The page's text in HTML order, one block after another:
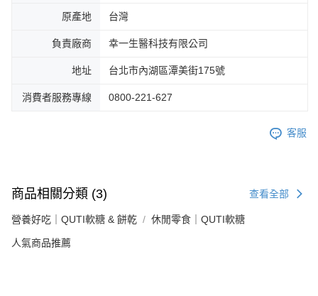
原產地 台灣
負責廠商 幸一生醫科技有限公司
地址 台北市內湖區潭美街175號
消費者服務專線 0800-221-627
客服
商品相關分類 (3) 查看全部
營養好吃｜QUTI軟糖 & 餅乾 休閒零食｜QUTI軟糖
人氣商品推薦